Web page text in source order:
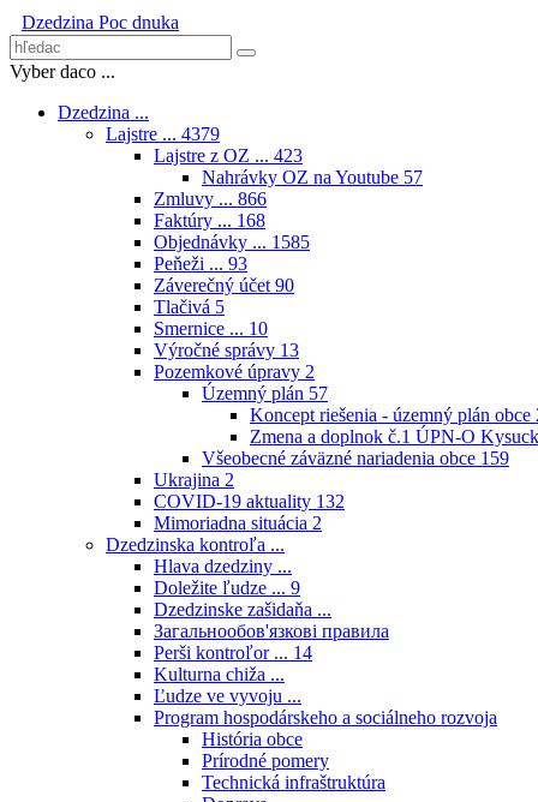
Dzedzina Poc dnuka
Vyber daco ...
Dzedzina ...
Lajstre ... 4379
Lajstre z OZ ... 423
Nahrávky OZ na Youtube 57
Zmluvy ... 866
Faktúry ... 168
Objednávky ... 1585
Peňeži ... 93
Záverečný účet 90
Tlačivá 5
Smernice ... 10
Výročné správy 13
Pozemkové úpravy 2
Územný plán 57
Koncept riešenia - územný plán obce
Zmena a doplnok č.1 ÚPN-O
Všeobecné záväzné nariadenia obce 159
Ukrajina 2
COVID-19 aktuality 132
Mimoriadna situácia 2
Dzedzinska kontroľa ...
Hlava dzedziny ...
Doležite ľudze ... 9
Dzedzinske zašidaňa ...
Загальнообов'язкові правила
Perši kontroľor ... 14
Kulturna chiža ...
Ľudze ve vyvoju ...
Program hospodárskeho a sociálneho rozvoja
História obce
Prírodné pomery
Technická infraštruktúra